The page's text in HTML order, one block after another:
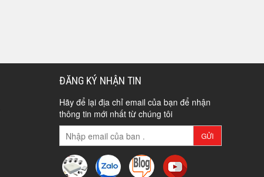
ĐĂNG KÝ NHẬN TIN
Hãy để lại địa chỉ email của bạn để nhận
thông tin mới nhất từ chúng tôi
GỬI